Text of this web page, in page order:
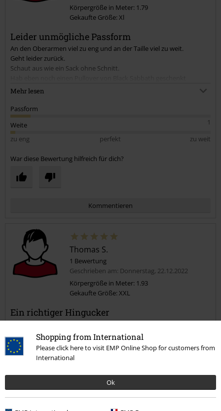
Shopping from International
Please click here to visit EMP Online Shop for customers from
International
Ok
Kommentar jetzt abschicken!
Körpergröße in Meter: 1.79
Gekaufte Größe: Xl
Leider unmögliche Passform
An den Oberarmen viel zu eng und an der Taille viel zu weit.
Geht leider zurück.
Schaut aus wie ein Sack ohne Schnitt.
bekommen. Auch Größe XL....der passt bis auf die etwas weite Taille
Mehr lesen
Passform
1
Weite
zu eng
perfekt zu weit
War diese Bewertung hilfreich für dich?
Kommentieren
Kommentar jetzt abschicken!
Thomas S.
1 Bewertung
Geschrieben am: Donnerstag, 22.12.2022
Körpergröße in Meter: 1.93
Gekaufte Größe: XXL
Ein richtiger Hingucker
Bei 1,93m und 96kg.
Pullover sitzt locker, so wie er soll. Armlänge war auch super. Fühlt
sich auch qualitativ sehr wertig an.
5
Design